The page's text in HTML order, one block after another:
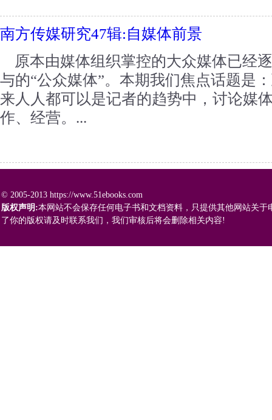
南方传媒研究47辑:自媒体前景
原本由媒体组织掌控的大众媒体已经
与的“公众媒体”。本期我们焦点话题是
来人人都可以是记者的趋势中，讨论媒
作、经营。...
© 2005-2013 https://www.51ebooks.com
版权声明:本网站不会保存任何电子书和文档资料，只提供其他网站关
了你的版权请及时联系我们，我们审核后将会删除相关内容!